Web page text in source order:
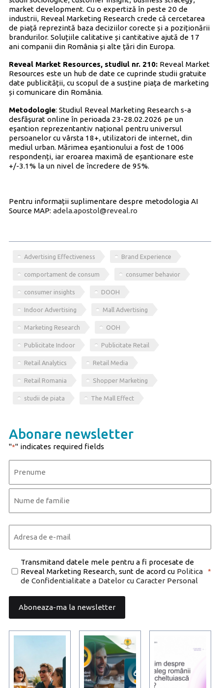
market development. Cu o expertiză în peste 20 de
industrii, Reveal Marketing Research crede că cercetarea
de piață reprezintă baza deciziilor corecte și a poziționării
brandurilor. Soluțiile calitative și cantitative ajută de 17
ani companii din România și alte țări din Europa.
Reveal Market Resources, studiul nr. 210: Reveal Market
Resources este un hub de date ce cuprinde studii gratuite
date publicității, cu scopul de a susține piața de marketing
și comunicare din România.
Metodologie: Studiul Reveal Marketing Research s-a
desfăşurat online în perioada 23-28.02.2026 pe un
eşantion reprezentantiv național pentru universul
persoanelor cu vârsta 18+, utilizatori de internet, din
mediul urban. Mărimea eșantionului a fost de 1006
respondenți, iar eroarea maximă de eșantionare este
+/-3.1% la un nivel de încredere de 95%.
Pentru informații suplimentare despre metodologia AI
Source MAP: adela.apostol@reveal.ro
Advertising Effectiveness Brand Experience
comportament de consum consumer behavior
consumer insights DOOH
Indoor Advertising Mall Advertising
Marketing Research OOH
Publicitate Indoor Publicitate Retail
Retail Analytics Retail Media
Retail Romania Shopper Marketing
studii de piata The Mall Effect
Abonare newsletter
"*" indicates required fields
First
Consent
*
Transmitand datele mele pentru a fi procesate de
Reveal Marketing Research, sunt de acord cu Politica
de Confidentialitate a Datelor cu Caracter Personal
*